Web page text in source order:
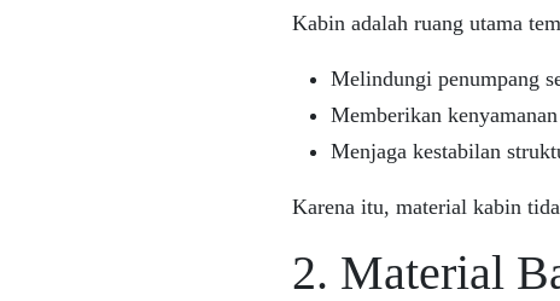
Kabin adalah ruang utama
Melindungi penumpang
Memberikan
Menjaga kestabilan
Karena itu, material kabin
2. Material